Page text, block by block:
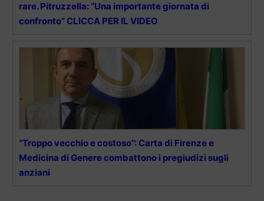
rare. Pitruzzella: “Una importante giornata di
confronto” CLICCA PER IL VIDEO
“Troppo vecchio e costoso”: Carta di Firenze e
Medicina di Genere combattono i pregiudizi sugli
anziani